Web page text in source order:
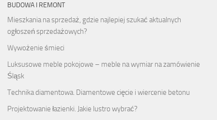
BUDOWA I REMONT
Mieszkania na sprzedaż, gdzie najlepiej szukać aktualnych
ogłoszeń sprzedażowych?
Wywożenie śmieci
Luksusowe meble pokojowe – meble na wymiar na zamówienie
Śląsk
Technika diamentowa. Diamentowe cięcie i wiercenie betonu
Projektowanie łazienki. Jakie lustro wybrać?